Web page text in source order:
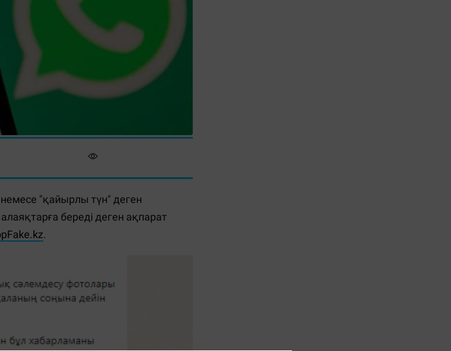
"қайырлы түн" деген
береді деген ақпарат
.